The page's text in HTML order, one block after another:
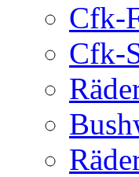
Cfk-
Cfk-